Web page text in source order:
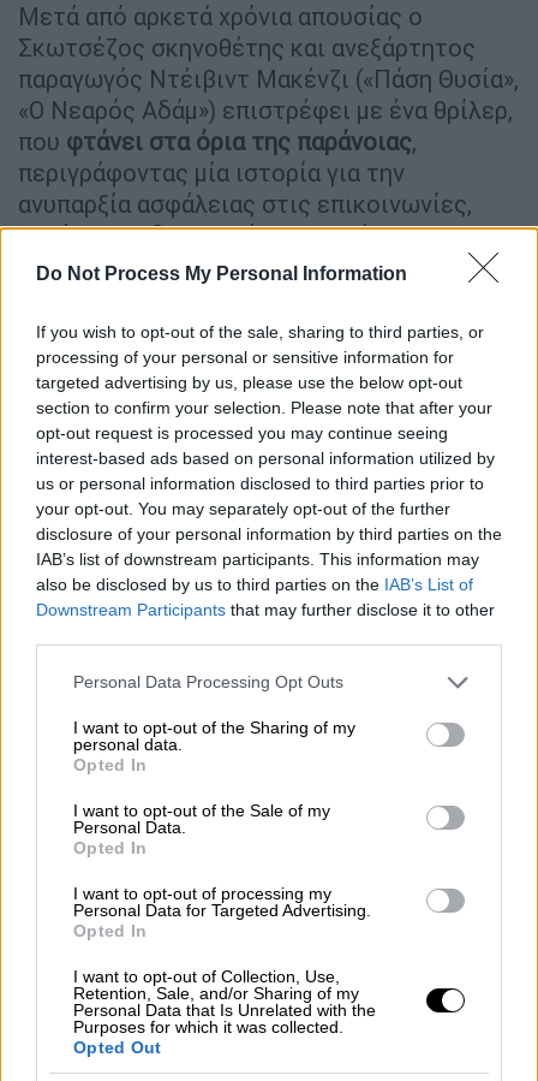
Do Not Process My Personal Information
If you wish to opt-out of the sale, sharing to third parties, or
processing of your personal or sensitive information for
targeted advertising by us, please use the below opt-out
section to confirm your selection. Please note that after your
opt-out request is processed you may continue seeing
interest-based ads based on personal information utilized by
us or personal information disclosed to third parties prior to
your opt-out. You may separately opt-out of the further
disclosure of your personal information by third parties on the
IAB’s list of downstream participants. This information may
also be disclosed by us to third parties on the IAB’s List of
Downstream Participants that may further disclose it to other
Please note that this website/app uses one or more Google
not limited to your visit or usage behaviour. You may click to
grant or deny consent to Google and its third-party tags to
use your data for below specified purposes in below Google
consent section.
Personal Data Processing Opt Outs
I want to opt-out of the Sharing of my
personal data.
Opted In
I want to opt-out of the Sale of my
Personal Data.
Opted In
I want to opt-out of processing my
Personal Data for Targeted Advertising.
Opted In
I want to opt-out of Collection, Use,
Retention, Sale, and/or Sharing of my
Personal Data that Is Unrelated with the
Purposes for which it was collected.
Opted Out
Μετά από αρκετά χρόνια απουσίας ο
Σκωτσέζος σκηνοθέτης και ανεξάρτητος
παραγωγός Ντέιβιντ Μακένζι («Πάση Θυσία»,
«Ο Νεαρός Αδάμ») επιστρέφει με ένα θρίλερ,
που φτάνει στα όρια της παράνοιας,
περιγράφοντας μία ιστορία για την
ανυπαρξία ασφάλειας στις επικοινωνίες,
αλλά και τη διαφθορά στις μεγάλες
εταιρείες.
αξιόλογο πιλότο ενός στιβαρού
τηλεοπτικού δράματος, αλλά ο Μακένζι,
στοχεύει ψηλότερα και με οξυδέρκεια
παραπέμποντας στα θρίλερ των δεκαετιών
του '70 και '80, όταν ο Ντε Πάλμα, ο Πάκουλα,
ο Πάρκερ κλπ κάρφωναν στη θέση τους τούς
θεατές, μέχρι το τελευταίο δευτερόλεπτο.
Ο Άς, ένας μοναχικός Νεοϋορκέζος, που
εργάζεται για την Relay, από το μικρό του
διαμέρισμα, χωρίς φίλους και συγγενείς, θα
βρει στο δρόμο του τη Σάρα, η οποία
έχει δημιουργήσει ένα γενετικά
τροποποιημένο σιτάρι, διαφημιζόμενο ως
λύση για τους αγρότες σε φτωχές χώρες.
Μόνο που έχει τοξικές παρενέργειες, κάτι
που μένει κρυφό, μέχρι να πουληθεί το σε
άλλη εταιρεία για δισεκατομμύρια δολάρια
Η Σάρα, που θέλει να μιλήσει για τις
δικηγόρος της απορρίπτει, θα τραβήξει την
προσοχή των ανωτέρων της στην ιεραρχία
της εταιρείας και μπαίνει στο στόχαστρό